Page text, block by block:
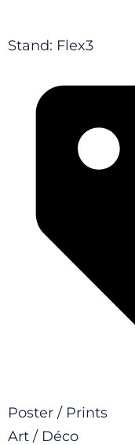
Stand: Flex3
Poster / Prints
Art / Déco